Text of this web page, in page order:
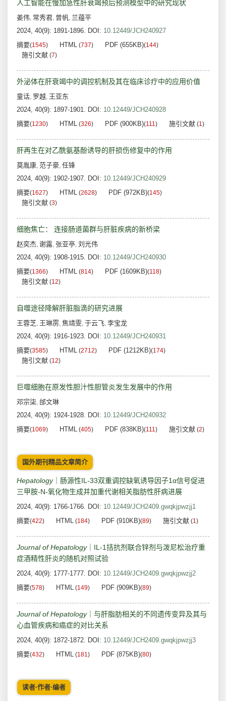
人工智能在慢加急性肝衰竭预后预测模型中的研究现状
姜伟, 常秀君, 曾帆, 兰蕴平
2024, 40(9): 1891-1896. DOI: 10.12449/JCH240927
摘要(1545) HTML (737) PDF (655KB)(144)
施引文献 (7)
外泌体在肝衰竭中的调控机制及其在临床诊疗中的应用价值
童话, 罗越, 王亚东
2024, 40(9): 1897-1901. DOI: 10.12449/JCH240928
摘要(1230) HTML (326) PDF (900KB)(111) 施引文献 (1)
肝再生在对乙酰氨基酚诱导的肝损伤修复中的作用
莫胤康, 范子豪, 任锋
2024, 40(9): 1902-1907. DOI: 10.12449/JCH240929
摘要(1627) HTML (2628) PDF (972KB)(145)
施引文献 (3)
细胞焦亡： 连接肠道菌群与肝脏疾病的新桥梁
赵奕杰, 谢露, 张亚亭, 刘光伟
2024, 40(9): 1908-1915. DOI: 10.12449/JCH240930
摘要(1366) HTML (814) PDF (1609KB)(118)
施引文献 (12)
自噬途径降解肝脏脂滴的研究进展
王蓉芝, 王琳雳, 焦靖雯, 于云飞, 李宝龙
2024, 40(9): 1916-1923. DOI: 10.12449/JCH240931
摘要(3585) HTML (2712) PDF (1212KB)(174)
施引文献 (12)
巨噬细胞在原发性胆汁性胆管炎发生发展中的作用
邓宗柒, 邰文琳
2024, 40(9): 1924-1928. DOI: 10.12449/JCH240932
摘要(1069) HTML (405) PDF (838KB)(111) 施引文献 (2)
国外期刊精品文章简介
Hepatology｜肠源性IL-33双重调控缺氧诱导因子1α信号促进
三甲胺-N-氧化物生成并加重代谢相关脂肪性肝病进展
2024, 40(9): 1766-1766. DOI: 10.12449/JCH2409.gwqkjpwzjj1
摘要(422) HTML (184) PDF (910KB)(89) 施引文献 (1)
Journal of Hepatology｜IL-1拮抗剂联合锌剂与泼尼松治疗重
症酒精性肝炎的随机对照试验
2024, 40(9): 1777-1777. DOI: 10.12449/JCH2409.gwqkjpwzjj2
摘要(578) HTML (149) PDF (909KB)(89)
Journal of Hepatology｜与肝脂肪相关的不同遗传变异及其与
心血管疾病和癌症的对比关系
2024, 40(9): 1872-1872. DOI: 10.12449/JCH2409.gwqkjpwzjj3
摘要(432) HTML (181) PDF (875KB)(80)
读者·作者·编者